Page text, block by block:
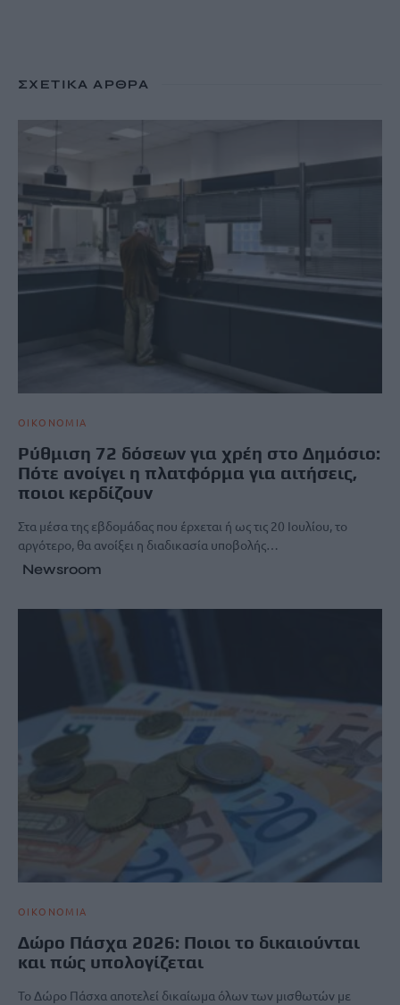
ΣΧΕΤΙΚΆ ΆΡΘΡΑ
ΟΙΚΟΝΟΜΙΑ
Ρύθμιση 72 δόσεων για χρέη στο Δημόσιο:
Πότε ανοίγει η πλατφόρμα για αιτήσεις,
ποιοι κερδίζουν
Στα μέσα της εβδομάδας που έρχεται ή ως τις 20 Ιουλίου, το
αργότερο, θα ανοίξει η διαδικασία υποβολής…
Newsroom
ΟΙΚΟΝΟΜΙΑ
Δώρο Πάσχα 2026: Ποιοι το δικαιούνται
και πώς υπολογίζεται
Το Δώρο Πάσχα αποτελεί δικαίωμα όλων των μισθωτών με